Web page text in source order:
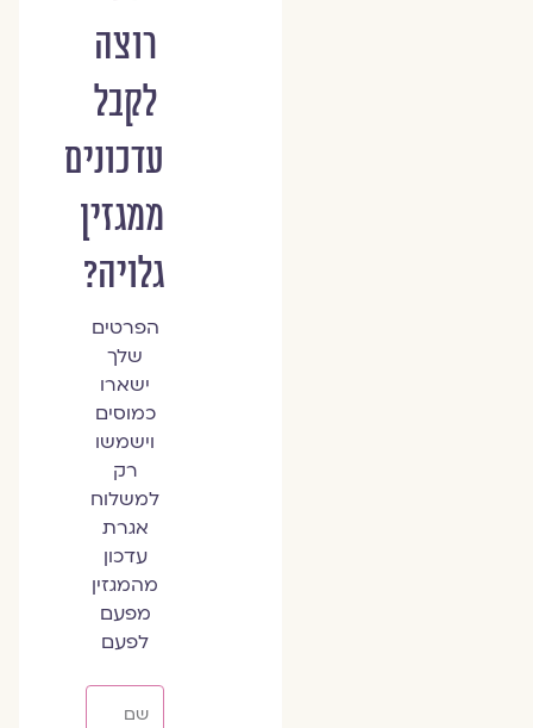
רוצה
לקבל
עדכונים
ממגזין
גלויה?
הפרטים
שלך
ישארו
כמוסים
וישמשו
רק
למשלוח
אגרת
עדכון
מהמגזין
מפעם
לפעם